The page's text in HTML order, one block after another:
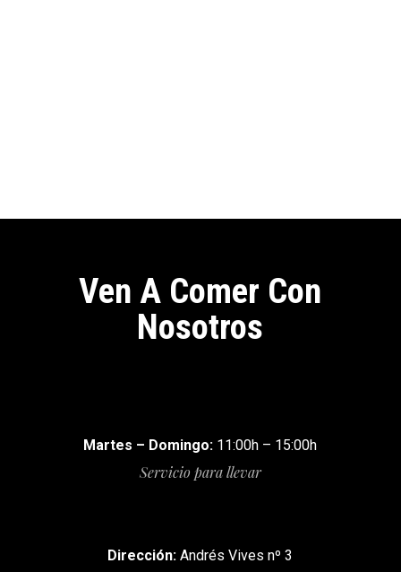
Ven A Comer Con
Nosotros
Martes – Domingo: 11:00h – 15:00h
Servicio para llevar
Dirección: Andrés Vives nº 3